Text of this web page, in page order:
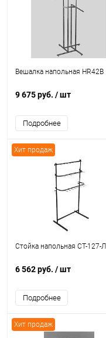
Вешалка напольная HR42B
9 675 руб. / шт
Подробнее
Хит продаж
Стойка напольная СТ-127-Л
6 562 руб. / шт
Подробнее
Хит продаж